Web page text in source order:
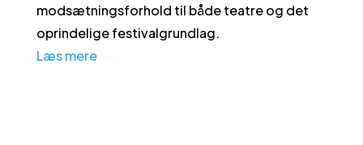
modsætningsforhold til både teatre og det
oprindelige festivalgrundlag.
Læs mere